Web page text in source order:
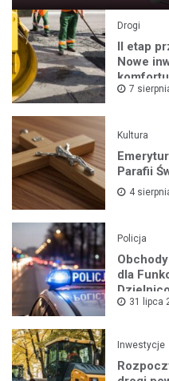
Drogi
II etap
Nowe
komfortu
7
Kultura
Parafii
4
Policja
dla
31 lipca
Inwestycje